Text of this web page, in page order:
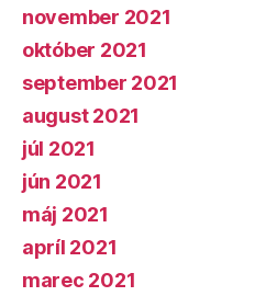
november 2021
október 2021
september 2021
august 2021
júl 2021
jún 2021
máj 2021
apríl 2021
marec 2021